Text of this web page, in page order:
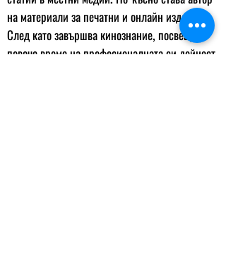
на материали за печатни и онлайн издания.
След като завършва кинознание, посвещава
повече време на професионалната си дейност